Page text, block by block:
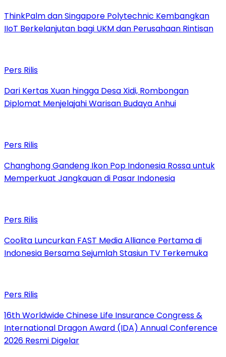
ThinkPalm dan Singapore Polytechnic Kembangkan
IIoT Berkelanjutan bagi UKM dan Perusahaan Rintisan
Pers Rilis
Dari Kertas Xuan hingga Desa Xidi, Rombongan
Diplomat Menjelajahi Warisan Budaya Anhui
Pers Rilis
Changhong Gandeng Ikon Pop Indonesia Rossa untuk
Memperkuat Jangkauan di Pasar Indonesia
Pers Rilis
Coolita Luncurkan FAST Media Alliance Pertama di
Indonesia Bersama Sejumlah Stasiun TV Terkemuka
Pers Rilis
16th Worldwide Chinese Life Insurance Congress &
International Dragon Award (IDA) Annual Conference
2026 Resmi Digelar